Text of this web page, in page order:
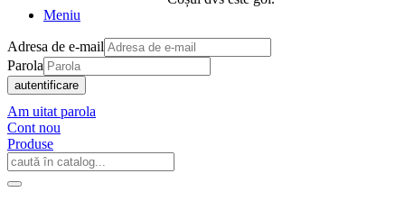
Meniu
Adresa de e-mail
Parola
autentificare
Am uitat parola
Cont nou
Produse